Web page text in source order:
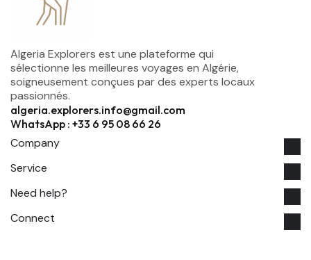
Algeria Explorers est une plateforme qui
sélectionne les meilleures voyages en Algérie,
soigneusement conçues par des experts locaux
passionnés.
algeria.explorers.info@gmail.com
WhatsApp : +33 6 95 08 66 26
Company
Service
Need help?
Connect